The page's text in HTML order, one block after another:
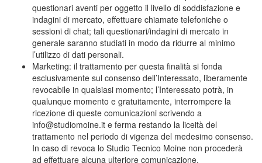
questionari aventi per oggetto il livello di soddisfazione e
indagini di mercato, effettuare chiamate telefoniche o
sessioni di chat; tali questionari/indagini di mercato in
generale saranno studiati in modo da ridurre al minimo
l’utilizzo di dati personali.
Marketing: il trattamento per questa finalità si fonda
esclusivamente sul consenso dell’Interessato, liberamente
revocabile in qualsiasi momento; l’Interessato potrà, in
qualunque momento e gratuitamente, interrompere la
ricezione di queste comunicazioni scrivendo a
info@studiomoine.it e ferma restando la liceità del
trattamento nel periodo di vigenza del medesimo consenso.
In caso di revoca lo Studio Tecnico Moine non procederà
ad effettuare alcuna ulteriore comunicazione.